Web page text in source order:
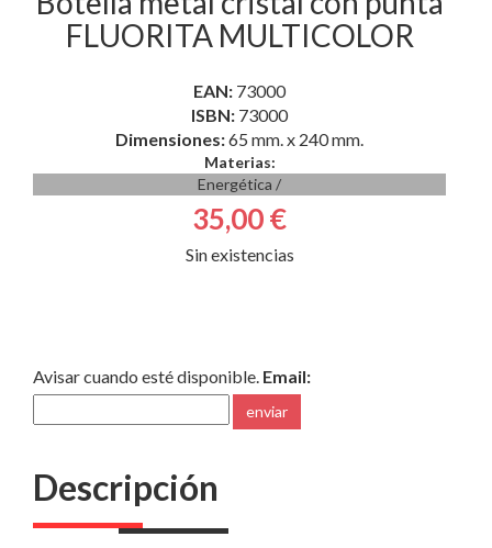
FLUORITA MULTICOLOR
EAN: 73000
ISBN: 73000
Dimensiones:65 mm. x 240 mm.
Materias:
Energética /
35,00 €
Sin existencias
Avisar cuando esté disponible. Email:
enviar
Descripción